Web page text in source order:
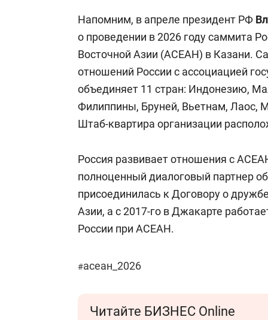
Напомним, в апреле президент РФ
о проведении в 2026 году саммита
Восточной Азии (АСЕАН) в Казани.
отношений России с ассоциацией
объединяет 11 стран: Индонезию,
Филиппины, Бруней, Вьетнам, Лаос,
Штаб-квартира организации
Россия развивает отношения с
полноценный диалоговый партнер
присоединилась к Договору о
Азии, а с 2017-го в Джакарте
России при АСЕАН.
#асеан_2026
Читайте БИЗНЕС Online